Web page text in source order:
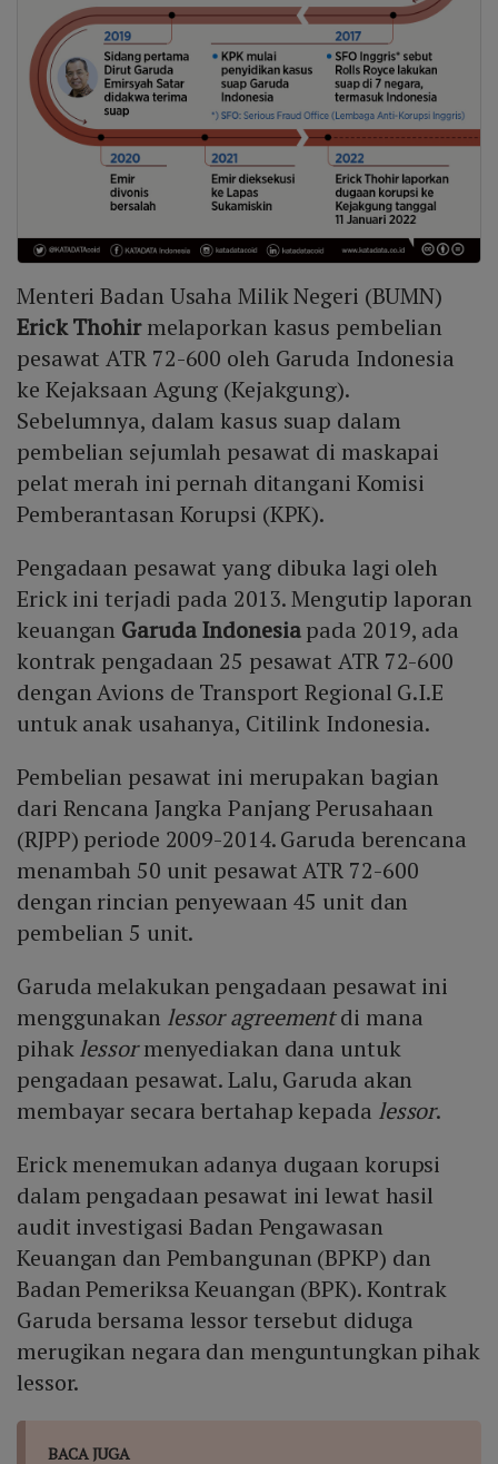
Menteri Badan Usaha Milik Negeri (BUMN)
Erick Thohirmelaporkan kasus pembelian
pesawat ATR 72-600 oleh Garuda Indonesia
ke Kejaksaan Agung (Kejakgung).
Sebelumnya, dalam kasus suap dalam
pembelian sejumlah pesawat di maskapai
pelat merah ini pernah ditangani Komisi
Pemberantasan Korupsi (KPK).
Pengadaan pesawat yang dibuka lagi oleh
Erick ini terjadi pada 2013. Mengutip laporan
keuangan Garuda Indonesiapada 2019, ada
kontrak pengadaan 25 pesawat ATR 72-600
dengan Avions de Transport Regional G.I.E
untuk anak usahanya, Citilink Indonesia.
Pembelian pesawat ini merupakan bagian
dari Rencana Jangka Panjang Perusahaan
(RJPP) periode 2009-2014. Garuda berencana
menambah 50 unit pesawat ATR 72-600
dengan rincian penyewaan 45 unit dan
pembelian 5 unit.
Garuda melakukan pengadaan pesawat ini
menggunakan lessor agreementdi mana
pihaklessormenyediakan dana untuk
pengadaan pesawat. Lalu, Garuda akan
membayar secara bertahap kepada lessor.
Erick menemukan adanya dugaan korupsi
dalam pengadaan pesawat ini lewat hasil
audit investigasi Badan Pengawasan
Keuangan dan Pembangunan (BPKP) dan
Badan Pemeriksa Keuangan (BPK). Kontrak
Garuda bersama lessor tersebut diduga
merugikan negara dan menguntungkan pihak
lessor.
BACA JUGA